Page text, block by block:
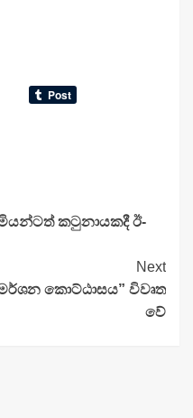
කටුනායකදී ඊ-
Next
කොට්ඨාසය” විවෘත
වේ